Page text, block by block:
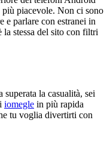
più piacevole. Non ci sono
e parlare con estranei in
stessa del sito con filtri
la casualità, sei
iomegle in più rapida
tu voglia divertirti con